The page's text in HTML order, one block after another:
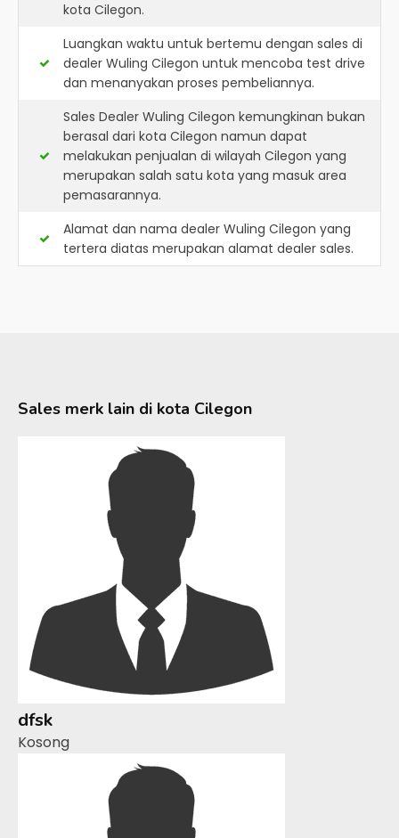
kota Cilegon.
Luangkan waktu untuk bertemu dengan sales di
dealer Wuling Cilegon untuk mencoba test drive
dan menanyakan proses pembeliannya.
Sales Dealer Wuling Cilegon kemungkinan bukan
berasal dari kota Cilegon namun dapat
melakukan penjualan di wilayah Cilegon yang
merupakan salah satu kota yang masuk area
pemasarannya.
Alamat dan nama dealer Wuling Cilegon yang
tertera diatas merupakan alamat dealer sales.
Sales merk lain di kota Cilegon
dfsk
Kosong